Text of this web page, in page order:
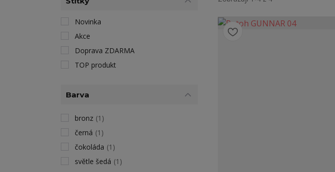
Novinka
Akce
Doprava ZDARMA
TOP produkt
Barva
bronz (1)
černá (1)
čokoláda (1)
světle šedá (1)